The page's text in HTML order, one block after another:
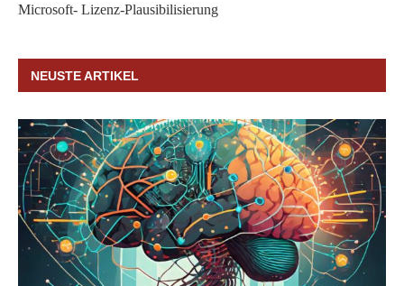
Microsoft- Lizenz-Plausibilisierung
NEUSTE ARTIKEL